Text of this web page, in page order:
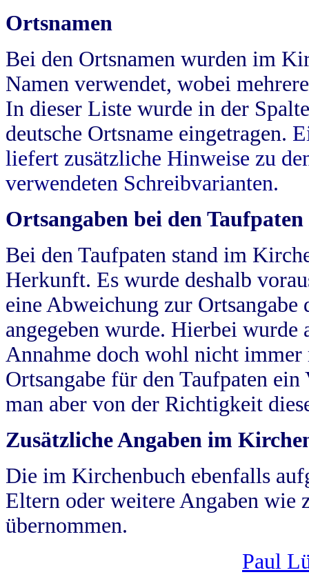
Ortsnamen
Bei den Ortsnamen wurden im
Namen verwendet, wobei
In dieser Liste wurde in der
deutsche Ortsname eingetragen.
liefert zusätzliche Hinweise zu
verwendeten Schreibvarianten.
Ortsangaben bei den Taufpaten
Bei den Taufpaten stand im
Herkunft. Es wurde deshalb
eine Abweichung zur
angegeben wurde. Hierbei wurde
Annahme doch wohl nicht
Ortsangabe für den Taufpaten
man aber von der Richtigkeit
Zusätzliche Angaben im
Die im Kirchenbuch ebenfalls
Eltern oder weitere Angaben wie
übernommen.
Paul